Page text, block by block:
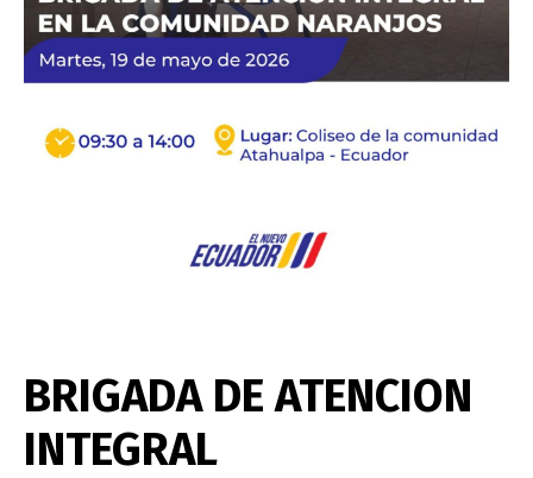
BRIGADA DE ATENCION
INTEGRAL